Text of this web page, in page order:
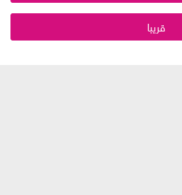
قريبا